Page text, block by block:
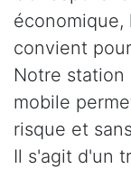
convient
Notre station
mobile
risque et
Il s'agit d'un